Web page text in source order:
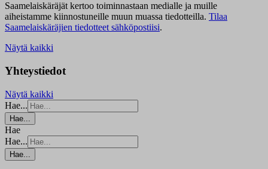
Saamelaiskäräjät kertoo toiminnastaan medialle ja muille
aiheistamme kiinnostuneille muun muassa tiedotteilla. Tilaa
Saamelaiskäräjien tiedotteet sähköpostiisi.
Näytä kaikki
Yhteystiedot
Näytä kaikki
Hae...
Hae...
Hae
Hae...
Hae...